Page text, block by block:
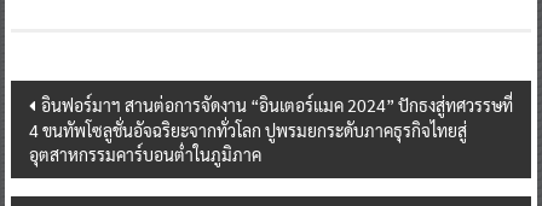
Post
navigation
อินฟอร์มาฯ สานต่อการจัดงาน “อินเตอร์แมค 2024” ปักธงสู่ทศวรรษที่
4 ขนทัพโซลูชั่นอัจฉริยะจากทั่วโลก ปูพรมยกระดับภาคธุรกิจไทยสู่
อุตสาหกรรมคาร์บอนต่ำในภูมิภาค